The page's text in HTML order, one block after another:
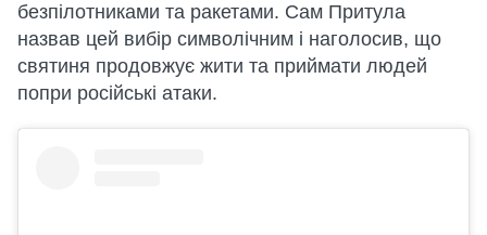
безпілотниками та ракетами. Сам Притула
назвав цей вибір символічним і наголосив, що
святиня продовжує жити та приймати людей
попри російські атаки.